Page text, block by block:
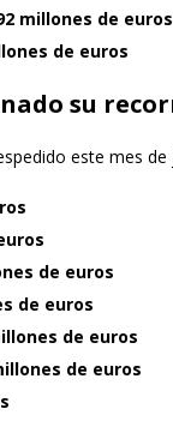
millones de euros
de euros
su
este mes
de euros
de euros
de euros
de euros